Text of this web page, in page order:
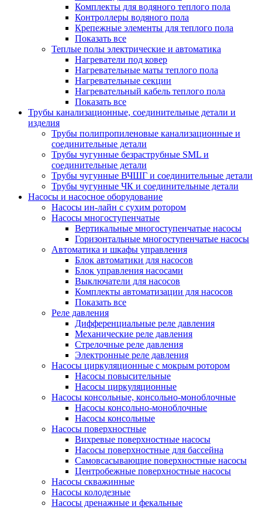
Комплекты для водяного теплого пола
Контроллеры водяного пола
Крепежные элементы для теплого пола
Показать все
Теплые полы электрические и автоматика
Нагреватели под ковер
Нагревательные маты теплого пола
Нагревательные секции
Нагревательный кабель теплого пола
Показать все
Трубы канализационные, соединительные детали и
изделия
Трубы полипропиленовые канализационные и
соединительные детали
Трубы чугунные безраструбные SML и
соединительные детали
Трубы чугунные ВЧШГ и соединительные детали
Трубы чугунные ЧК и соединительные детали
Насосы и насосное оборудование
Насосы ин-лайн с сухим ротором
Насосы многоступенчатые
Вертикальные многоступенчатые насосы
Горизонтальные многоступенчатые насосы
Автоматика и шкафы управления
Блок автоматики для насосов
Блок управления насосами
Выключатели для насосов
Комплекты автоматизации для насосов
Показать все
Реле давления
Дифференциальные реле давления
Механические реле давления
Стрелочные реле давления
Электронные реле давления
Насосы циркуляционные с мокрым ротором
Насосы повысительные
Насосы циркуляционные
Насосы консольные, консольно-моноблочные
Насосы консольно-моноблочные
Насосы консольные
Насосы поверхностные
Вихревые поверхностные насосы
Насосы поверхностные для бассейна
Самовсасывающие поверхностные насосы
Центробежные поверхностные насосы
Насосы скважинные
Насосы колодезные
Насосы дренажные и фекальные